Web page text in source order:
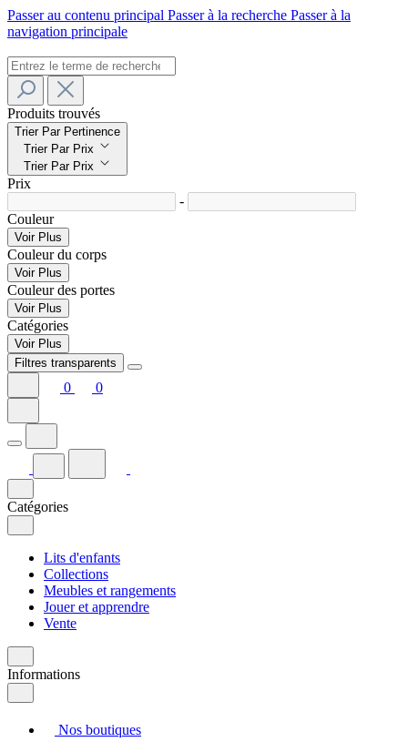
Passer au contenu principal Passer à la recherche Passer à la
navigation principale
Produits trouvés
Trier Par Pertinence
Trier Par Prix
Trier Par Prix
Prix
-
Couleur
Voir Plus
Couleur du corps
Voir Plus
Couleur des portes
Voir Plus
Catégories
Voir Plus
Filtres transparents
0 0
Catégories
Lits d'enfants
Collections
Meubles et rangements
Jouer et apprendre
Vente
Informations
Nos boutiques